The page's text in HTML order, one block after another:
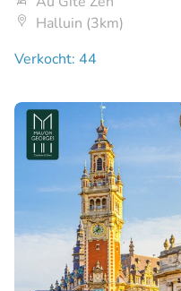
Halluin (3km)
Verkocht: 44